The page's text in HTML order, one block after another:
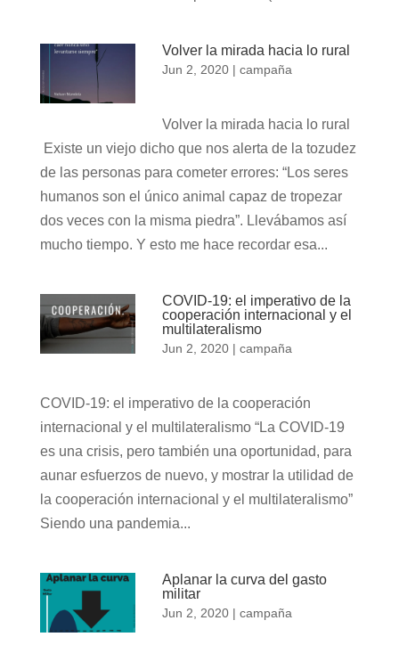
Volver la mirada hacia lo rural
Jun 2, 2020 |campaña
Volver la mirada hacia lo rural
Existe un viejo dicho que nos alerta de la tozudez
de las personas para cometer errores: “Los seres
humanos son el único animal capaz de tropezar
dos veces con la misma piedra”. Llevábamos así
mucho tiempo. Y esto me hace recordar esa...
COVID-19: el imperativo de la
cooperación internacional y el
multilateralismo
Jun 2, 2020 |campaña
COVID-19: el imperativo de la cooperación
internacional y el multilateralismo “La COVID-19
es una crisis, pero también una oportunidad, para
aunar esfuerzos de nuevo, y mostrar la utilidad de
la cooperación internacional y el multilateralismo”
Siendo una pandemia...
Aplanar la curva del gasto
militar
Jun 2, 2020 |campaña